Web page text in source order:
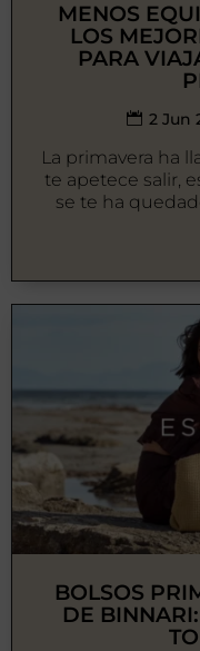
MENOS
LOS
PARA
2 Jun
La primavera ha
te apetece salir,
se te ha
BOLSOS
DE